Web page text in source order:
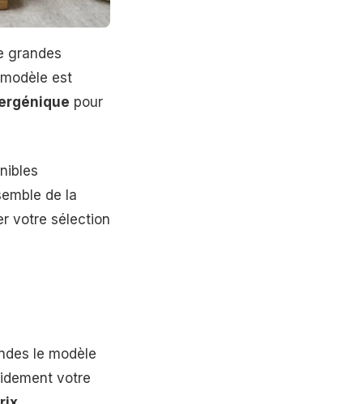
grandes
est
pour
de la
votre sélection
le modèle
votre